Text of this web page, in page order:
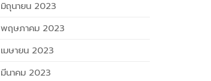
มิถุนายน 2023
พฤษภาคม 2023
เมษายน 2023
มีนาคม 2023